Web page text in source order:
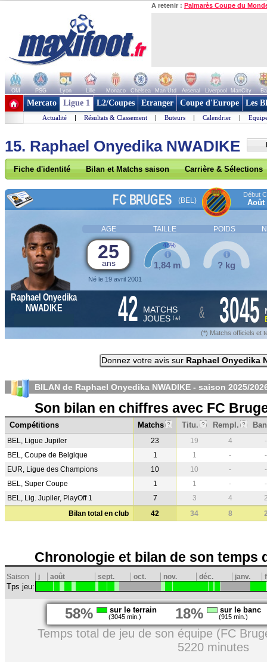
A retenir : Palmarès Coupe du
OM PSG Lyon Lille Monaco Chelsea Man Utd Arsenal Liverpool ManCity
+ de clubs
Mercato Ligue 1 L2/Coupes Etranger Coupe d'Europe Les
Actualité | Résultats & Classement | Buteurs | Calendrier |
15. Raphael Onyedika NWADIKE
Fiche d'identité Bilan et Matchs saison Carrière & Sélections
FC BRUGES (BEL)
Début
Août
AGE TAILLE POIDS
25
ans
Né le 19 avril 2001
1,84 m
48%
? kg
Raphael Onyedika
NWADIKE
42 MATCHS
JOUES (*) & 3045
(*) Matchs officiels et
Donnez votre avis sur Raphael Onyedika
BILAN de Raphael Onyedika NWADIKE - saison 2025/
Son bilan en chiffres avec FC
Compétitions Matchs ? Titu. ? Rempl. ?
BEL, Ligue Jupiler 23 19 4
-
BEL, Coupe de Belgique
1 1 -
-
EUR, Ligue des Champions
10 10 -
-
BEL, Super Coupe
1 1 -
-
BEL, Lig. Jupiler, PlayOff 1
7 3 4
Bilan total en club
42 34 8
Chronologie et bilan de son temps
Saison j août sept. oct. nov. déc. janv.
Tps jeu:
58% sur le terrain
(3045 min.) 18% sur le banc
(915 min.)
Temps total de jeu de son équipe (FC
5220 minutes